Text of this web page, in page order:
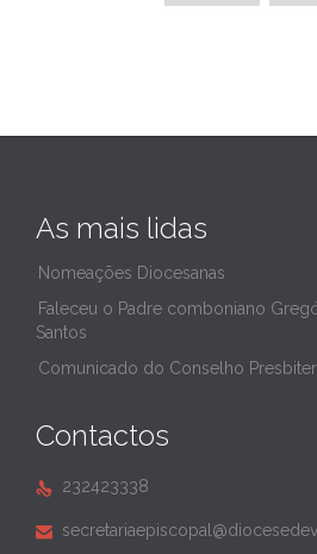
As mais lidas
Nomeações Diocesanas
Faleceu o Padre comboniano
Santos
Comunicado do Conselho
Contactos
 232423338
